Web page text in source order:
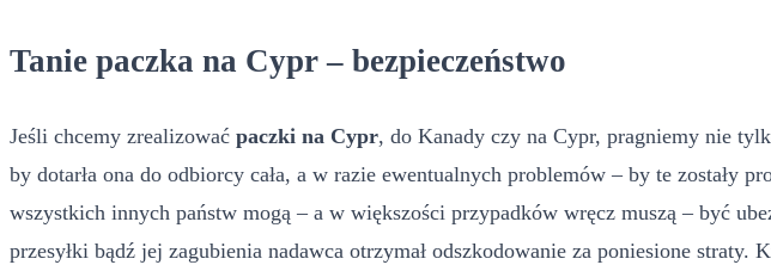
Tanie paczka na Cypr – bezpieczeństwo
Jeśli chcemy zrealizować paczki na Cypr, do Kanady czy na Cypr, pragniemy nie
by dotarła ona do odbiorcy cała, a w razie ewentualnych problemów – by te zostały
wszystkich innych państw mogą – a w większości przypadków wręcz muszą – być
przesyłki bądź jej zagubienia nadawca otrzymał odszkodowanie za poniesione